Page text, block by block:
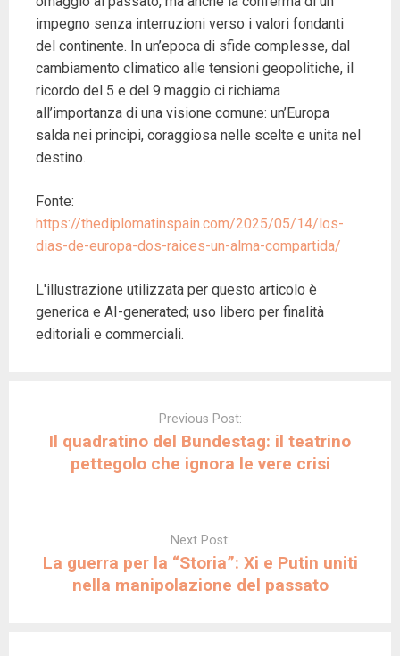
impegno senza interruzioni verso i valori fondanti
del continente. In un’epoca di sfide complesse, dal
cambiamento climatico alle tensioni geopolitiche, il
ricordo del 5 e del 9 maggio ci richiama
all’importanza di una visione comune: un’Europa
salda nei principi, coraggiosa nelle scelte e unita nel
destino.
Fonte:
https://thediplomatinspain.com/2025/05/14/los-
dias-de-europa-dos-raices-un-alma-compartida/
L'illustrazione utilizzata per questo articolo è
generica e AI-generated; uso libero per finalità
editoriali e commerciali.
Previous Post:
Il quadratino del Bundestag: il teatrino
pettegolo che ignora le vere crisi
Next Post:
La guerra per la “Storia”: Xi e Putin uniti
nella manipolazione del passato